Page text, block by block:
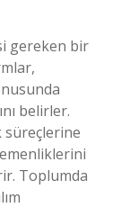
gereken bir
belirler.
süreçlerine
Toplumda